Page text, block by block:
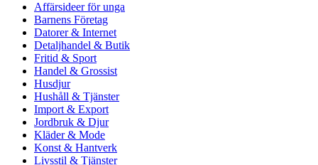
Affärsideer för unga
Barnens Företag
Datorer & Internet
Detaljhandel & Butik
Fritid & Sport
Handel & Grossist
Husdjur
Hushåll & Tjänster
Import & Export
Jordbruk & Djur
Kläder & Mode
Konst & Hantverk
Livsstil & Tjänster